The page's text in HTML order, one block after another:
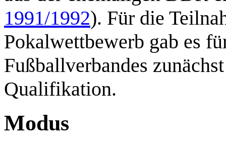
1991/1992). Für die
Pokalwettbewerb gab es
Fußballverbandes
Qualifikation.
Modus